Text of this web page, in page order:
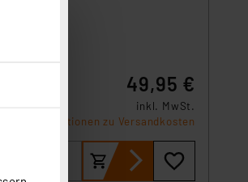
49,95 €
inkl. MwSt.
Informationen zu Versandkosten